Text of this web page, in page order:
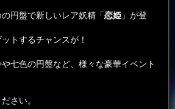
円盤で新しいレア妖精「恋姫」が登
トするチャンスが！
七色の円盤など、様々な豪華イベント
さい。